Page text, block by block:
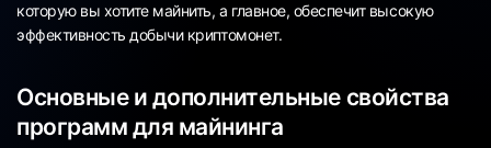
которую вы хотите майнить, а главное, обеспечит высокую
эффективность добычи криптомонет.
Основные и дополнительные свойства
программ для майнинга